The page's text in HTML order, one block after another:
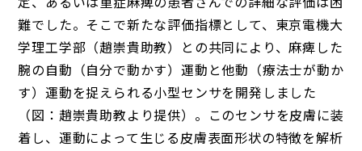
難でした。そこで新たな評価指標として、東京電機大
学理工学部（趙崇貴助教）との共同により、麻痺した
腕の自動（自分で動かす）運動と他動（療法士が動か
す）運動を捉えられる小型センサを開発しました
（図：趙崇貴助教より提供）。このセンサを皮膚に装
着し、運動によって生じる皮膚表面形状の特徴を解析